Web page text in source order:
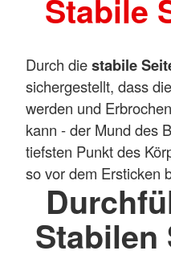
Stabile
Durch diestabile
sichergestellt, dass
werden und
kann - der Mund des
tiefsten Punkt des
so vor dem Ersticken
Stabilen